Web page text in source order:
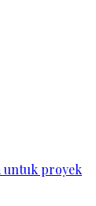
untuk proyek